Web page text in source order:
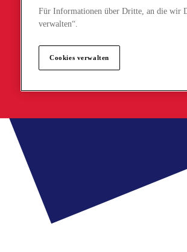
Für Informationen über Dritte, an die wir
verwalten“.
Cookies verwalten